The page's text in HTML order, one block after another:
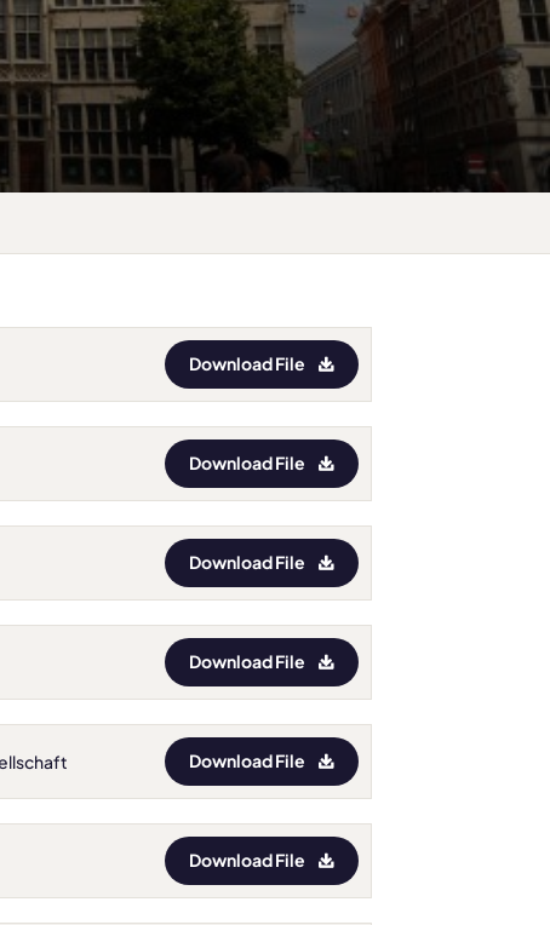
Download File
Download File
Download File
Download File
Download File
Download File